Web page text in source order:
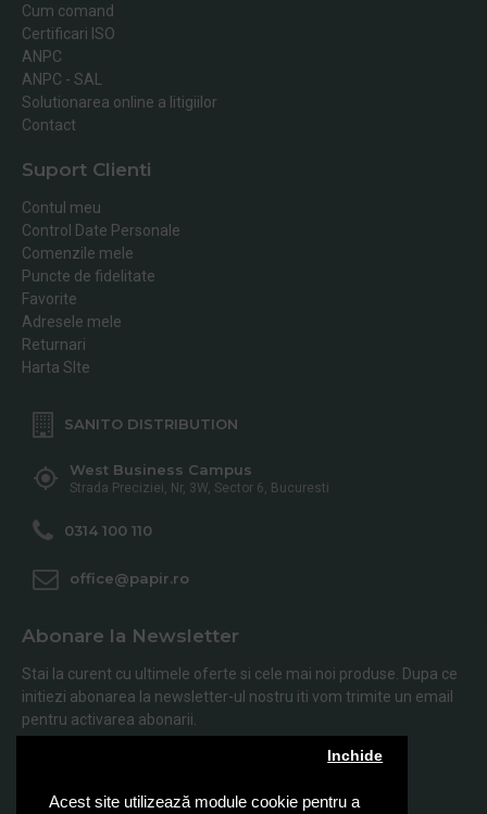
Acest site utilizează module cookie pentru a
Inchide
Cum comand
Certificari ISO
ANPC
ANPC - SAL
Solutionarea online a litigiilor
Contact
Suport Clienti
Contul meu
Control Date Personale
Comenzile mele
Puncte de fidelitate
Favorite
Adresele mele
Returnari
Harta SIte
SANITO DISTRIBUTION
West Business Campus
Strada Preciziei, Nr, 3W, Sector 6, Bucuresti
0314 100 110
office@papir.ro
Abonare la Newsletter
Stai la curent cu ultimele oferte si cele mai noi produse. Dupa ce
initiezi abonarea la newsletter-ul nostru iti vom trimite un email
pentru activarea abonarii.
Abonare
Am citit şi sunt de acord cu Politica de Confidentialitate